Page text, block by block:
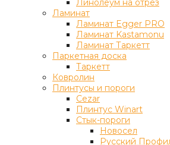
Линолеум на отрез
Ламинат
Ламинат Egger PRO
Ламинат Kastamonu
Ламинат Таркетт
Паркетная доска
Таркетт
Ковролин
Плинтусы и пороги
Cezar
Плинтус Winart
Стык-пороги
Новосел
Русский